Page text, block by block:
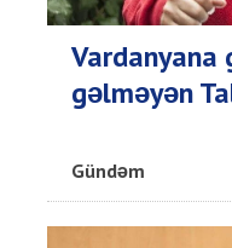
Vardanyana
gəlməyən
Gündəm